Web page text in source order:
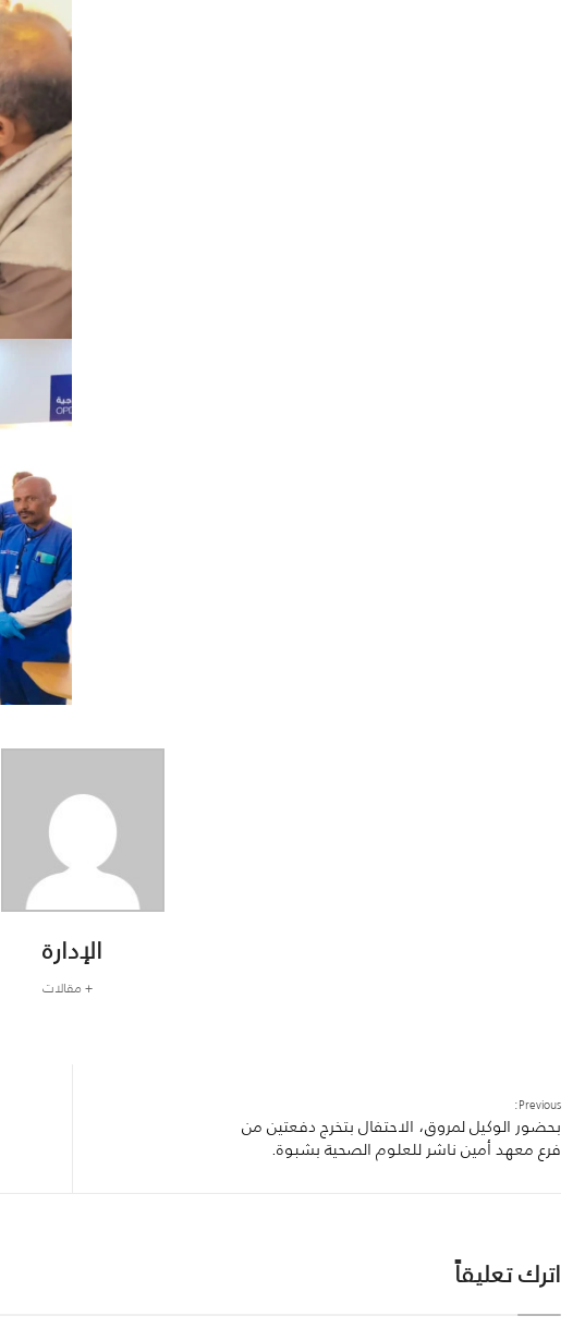
الإدارة
+ مقالات
Previous:
بحضور الوكيل لمروق، الاحتفال بتخرج دفعتين من
فرع معهد أمين ناشر للعلوم الصحية بشبوة.
اترك تعليقاً